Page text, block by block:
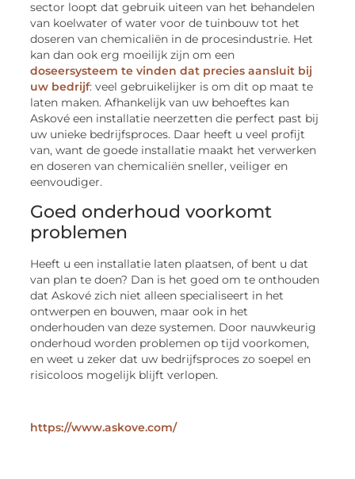
sector loopt dat gebruik uiteen van het behandelen
van koelwater of water voor de tuinbouw tot het
doseren van chemicaliën in de procesindustrie. Het
kan dan ook erg moeilijk zijn om een
doseersysteem te vinden dat precies aansluit bij
uw bedrijf: veel gebruikelijker is om dit op maat te
laten maken. Afhankelijk van uw behoeftes kan
Askové een installatie neerzetten die perfect past bij
uw unieke bedrijfsproces. Daar heeft u veel profijt
van, want de goede installatie maakt het verwerken
en doseren van chemicaliën sneller, veiliger en
eenvoudiger.
Goed onderhoud voorkomt
problemen
Heeft u een installatie laten plaatsen, of bent u dat
van plan te doen? Dan is het goed om te onthouden
dat Askové zich niet alleen specialiseert in het
ontwerpen en bouwen, maar ook in het
onderhouden van deze systemen. Door nauwkeurig
onderhoud worden problemen op tijd voorkomen,
en weet u zeker dat uw bedrijfsproces zo soepel en
risicoloos mogelijk blijft verlopen.
https://www.askove.com/